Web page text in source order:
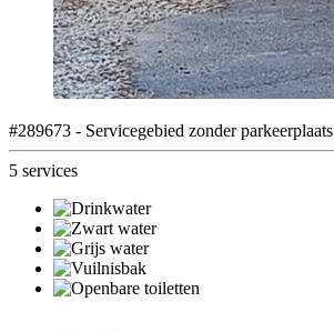
#289673 - Servicegebied zonder parkeerplaats
5 services